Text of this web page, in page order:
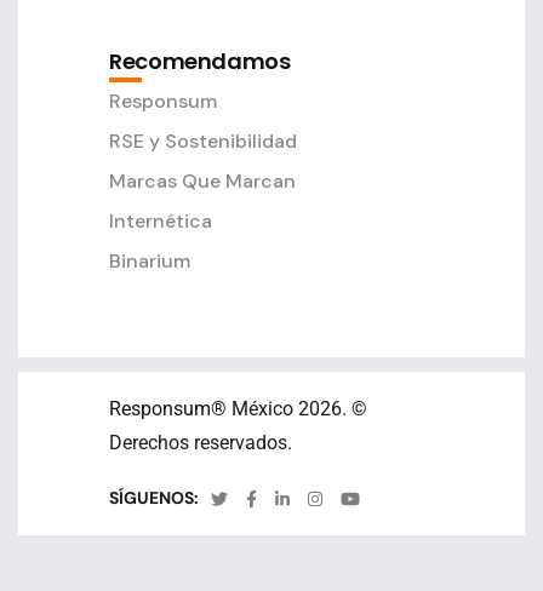
Recomendamos
Responsum
RSE y Sostenibilidad
Marcas Que Marcan
Internética
Binarium
Responsum® México 2026. ©
Derechos reservados.
SÍGUENOS: